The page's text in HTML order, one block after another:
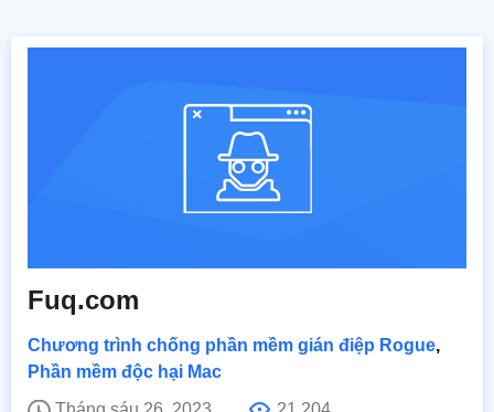
Fuq.com
Chương trình chống phần mềm gián điệp Rogue,
Phần mềm độc hại Mac